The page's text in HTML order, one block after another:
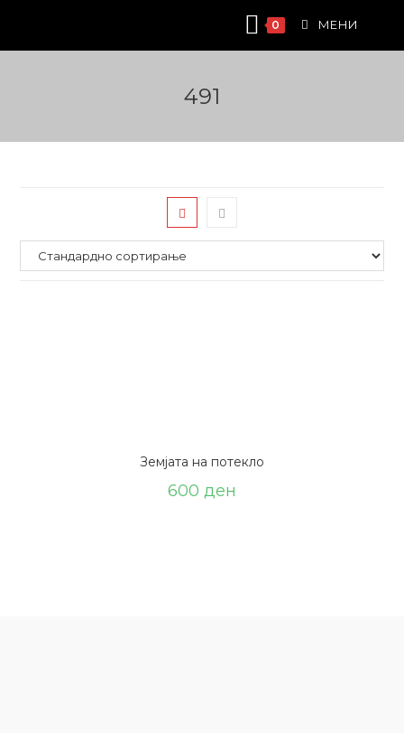
content
0 МЕНИ
491
Земјата на потекло
600 ден